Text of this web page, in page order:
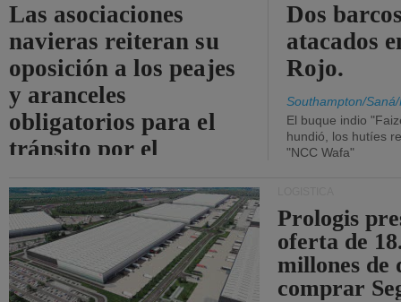
Las asociaciones
navieras reiteran su
oposición a los peajes
y aranceles
obligatorios para el
tránsito por el
Dos
atacados
Rojo.
Southampton/
El buque indio
hundió, los hutíes
"NCC Wafa"
Prologis
oferta de
millones de
comprar